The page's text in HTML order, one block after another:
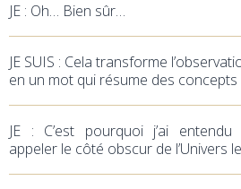
JE : Oh… Bien sûr…
JE SUIS : Cela transforme
en un mot qui résume des
JE : C’est pourquoi j’ai
appeler le côté obscur de l’Univers